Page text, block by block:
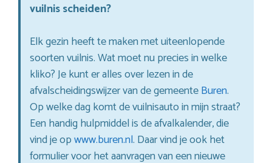
vuilnis scheiden?
Elk gezin heeft te maken met uiteenlopende
soorten vuilnis. Wat moet nu precies in welke
kliko? Je kunt er alles over lezen in de
afvalscheidingswijzer van de gemeenteBuren.
Op welke dag komt de vuilnisauto in mijn straat?
Een handig hulpmiddel is de afvalkalender, die
vind je opwww.buren.nl. Daar vind je ook het
formulier voor het aanvragen van een nieuwe